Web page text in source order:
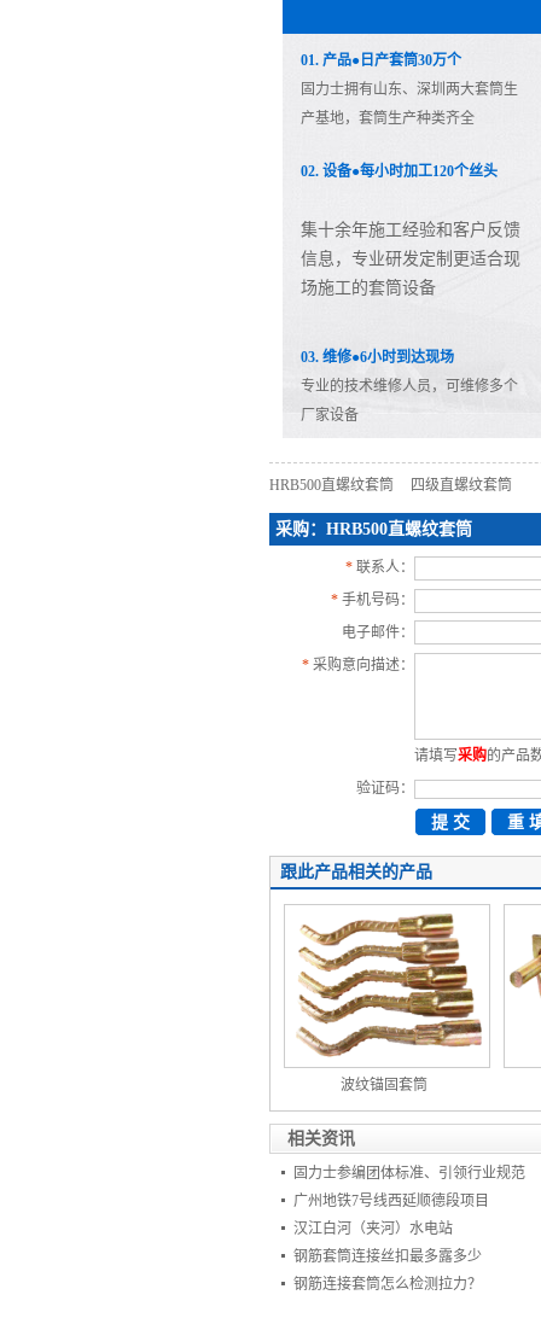
01. 产品●日产套筒30万个
固力士拥有山东、深圳两大套筒生
产基地，套筒生产种类齐全
02. 设备●每小时加工120个丝头
集十余年施工经验和客户反馈
信息，专业研发定制更适合现
场施工的套筒设备
03. 维修●6小时到达现场
专业的技术维修人员，可维修多个
厂家设备
HRB500直螺纹套筒 四级直螺纹套筒
采购：HRB500直螺纹套筒
* 联系人：
* 手机号码：
电子邮件：
* 采购意向描述：
请填写采购的产品
验证码：
跟此产品相关的产品
波纹锚固套筒
相关资讯
固力士参编团体标准、引领行业规范
广州地铁7号线西延顺德段项目
汉江白河（夹河）水电站
钢筋套筒连接丝扣最多露多少
钢筋连接套筒怎么检测拉力？